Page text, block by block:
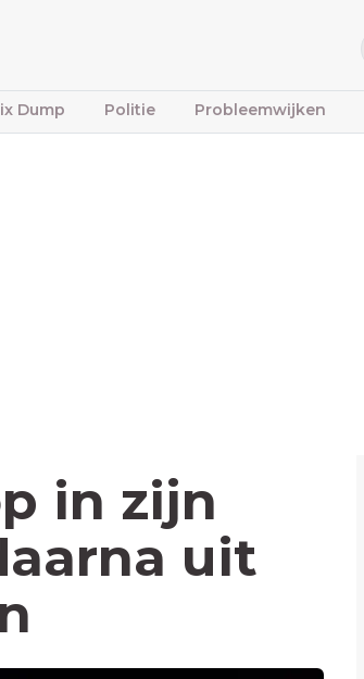
Dump Politie Probleemwijken
in zijn
uit